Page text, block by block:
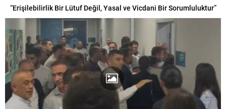
“Erişilebilirlik Bir Lütuf Değil, Yasal ve Vicdani Bir Sorumluluktur”